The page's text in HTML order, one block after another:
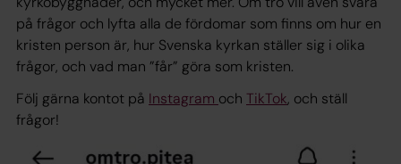
på frågor och lyfta alla de fördomar som finns om hur en
kristen person är, hur Svenska kyrkan ställer sig i olika
frågor, och vad man ”får” göra som kristen.
Följ gärna kontot på Instagram och TikTok, och ställ
frågor!